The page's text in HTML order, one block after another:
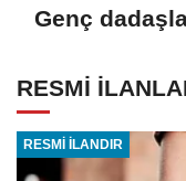
Genç
RESMİ
RESMİ İLANDIR